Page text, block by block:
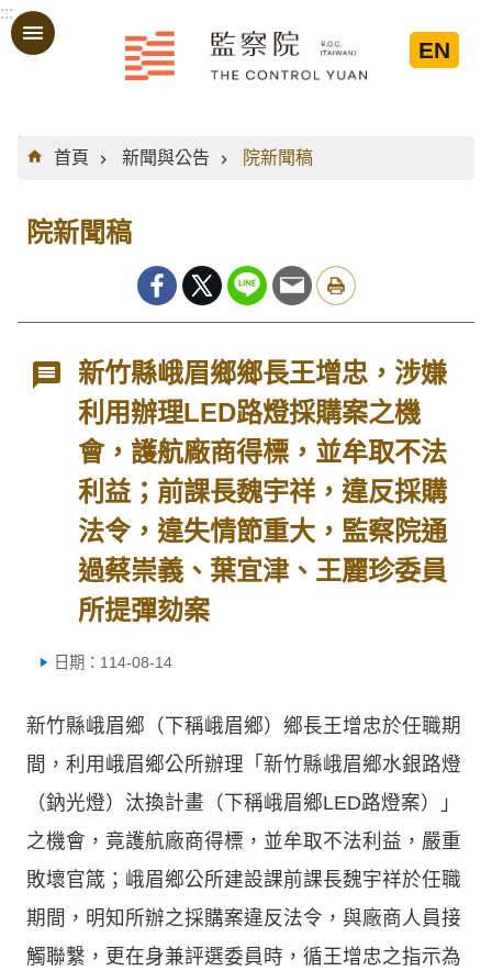
跳到主要內容區塊
:::
EN
:::
首頁
新聞與公告 院新聞稿
院新聞稿
新竹縣峨眉鄉鄉長王增忠，涉嫌
利用辦理LED路燈採購案之機
會，護航廠商得標，並牟取不法
利益；前課長魏宇祥，違反採購
法令，違失情節重大，監察院通
過蔡崇義、葉宜津、王麗珍委員
所提彈劾案
日期：114-08-14
新竹縣峨眉鄉（下稱峨眉鄉）鄉長王增忠於任職期
間，利用峨眉鄉公所辦理「新竹縣峨眉鄉水銀路燈
（鈉光燈）汰換計畫（下稱峨眉鄉LED路燈案）」
之機會，竟護航廠商得標，並牟取不法利益，嚴重
敗壞官箴；峨眉鄉公所建設課前課長魏宇祥於任職
期間，明知所辦之採購案違反法令，與廠商人員接
觸聯繫，更在身兼評選委員時，循王增忠之指示為